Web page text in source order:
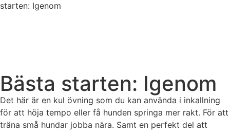
starten: Igenom
Bästa starten: Igenom
Det här är en kul övning som du kan använda i inkallning
för att höja tempo eller få hunden springa mer rakt. För att
träna små hundar jobba nära. Samt en perfekt del att